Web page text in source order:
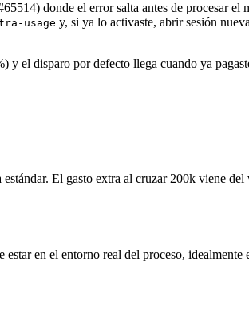
donde el error salta antes de procesar el
usage y, si ya lo activaste, abrir sesión
y el disparo por defecto llega cuando ya
El gasto extra al cruzar 200k viene del
en el entorno real del proceso, idealmente